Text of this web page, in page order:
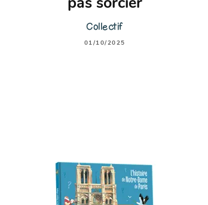
pas sorcier
Collectif
01/10/2025